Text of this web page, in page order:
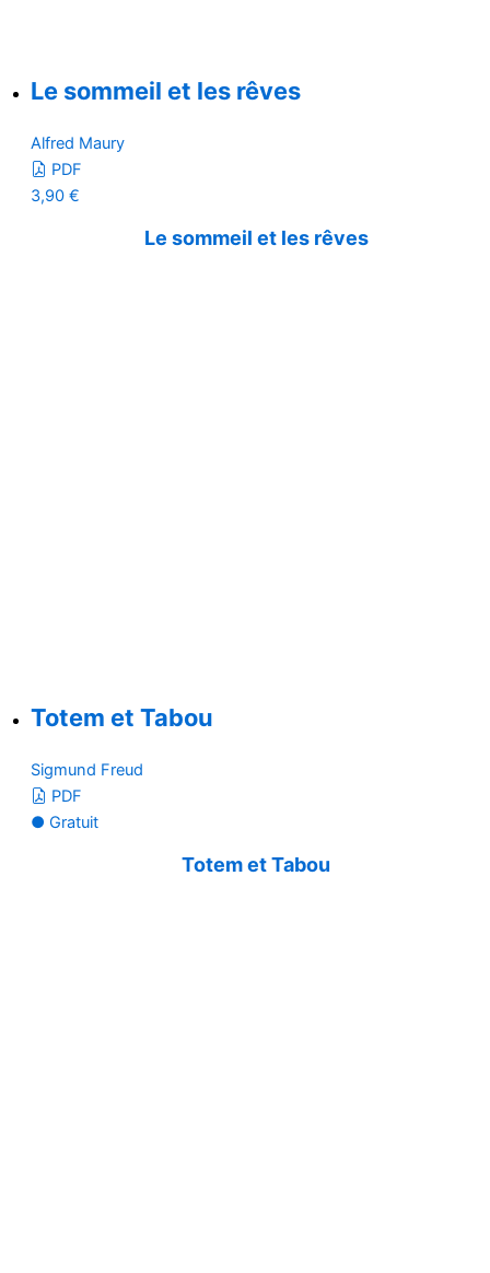
Le sommeil et les rêves
Alfred Maury
PDF
3,90 €
Le sommeil et les rêves
Totem et Tabou
Sigmund Freud
PDF
● Gratuit
Totem et Tabou